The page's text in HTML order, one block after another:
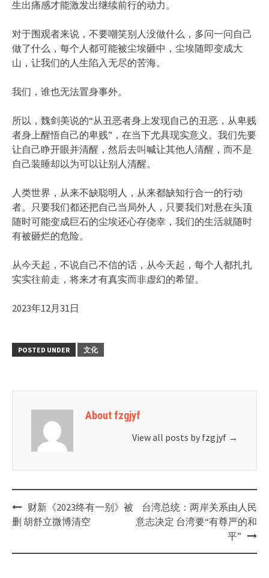
生出痛感才能激发出继续前行的动力。
对于围观者来说，不要嘲笑别人没做什么，多问一问自己
做了什么，每个人都可能被尘埃砸中，尘埃随即变成大
山，让我们的人生陷入无尽的苦海。
我们，谁也无法置身事外。
所以，魏剑美说的“从丑恶者身上发现自己的丑恶，从卑贱
者身上醒悟自己的卑贱”，在当下尤具现实意义。我们先要
让自己睁开眼并清醒，然后去叫喊让其他人清醒，而不是
自己装睡却以为可以让别人清醒。
人类世界，从来不缺聪明人，从来都缺知行合一的行动
者。只要我们都还把自己当局外人，只要我们对悬在头顶
随时可能变成巨石的尘埃还心存侥幸，我们的生活就随时
有被砸烂的危险。
从今天起，不说自己不信的话，从今天起，每个人都扎扎
实实往前走，将来才有真实而非虚幻的希望。
2023年12月31日
POSTED UNDER 文化
About fzgjyf
View all posts by fzgjyf →
Post
navigation
财新《2023终有一别》被
删 胡舒立微博清空
台湾总统：两岸关系由人民
意志决定 台湾要“有尊严的和
平”